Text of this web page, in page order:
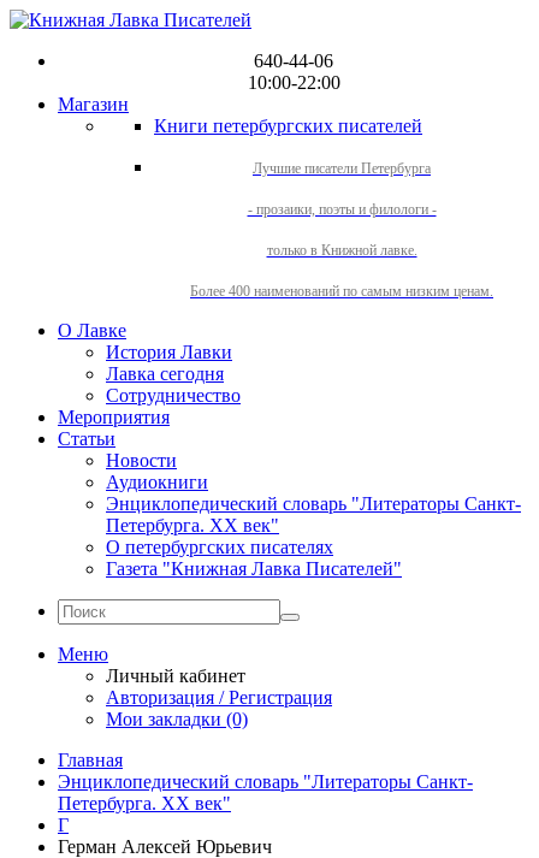
640-44-06
10:00-22:00
Магазин
Книги петербургских писателей
Лучшие писатели Петербурга
- прозаики, поэты и филологи -
только в Книжной лавке.
Более 400 наименований по самым низким ценам.
О Лавке
История Лавки
Лавка сегодня
Сотрудничество
Мероприятия
Статьи
Новости
Аудиокниги
Энциклопедический словарь "Литераторы Санкт-
Петербурга. XX век"
О петербургских писателях
Газета "Книжная Лавка Писателей"
Меню
Личный кабинет
Авторизация / Регистрация
Мои закладки (0)
Главная
Энциклопедический словарь "Литераторы Санкт-
Петербурга. XX век"
Г
Герман Алексей Юрьевич